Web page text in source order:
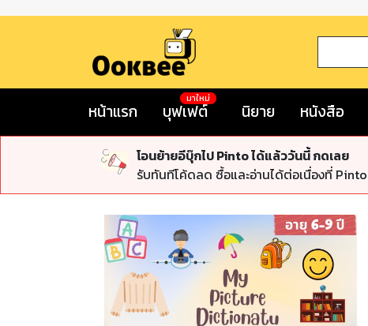
หน้าแรก บุฟเฟต์
มาใหม่
นิยาย หนังสือ
โอนย้ายอีบุ๊กไป Pinto ได้แล้ววันนี้ กดเลย
รับทันทีโค้ดลด ซื้อและอ่านได้ต่อเนื่องที่ Pinto